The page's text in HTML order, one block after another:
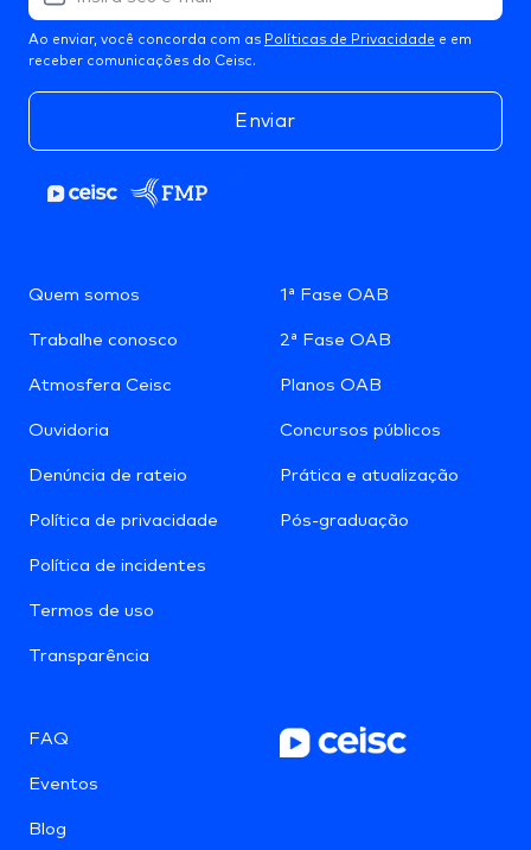
Quem somos
Trabalhe conosco
Atmosfera Ceisc
Ouvidoria
Denúncia de rateio
Política de privacidade
Política de incidentes
Termos de uso
Transparência
1ª Fase OAB
2ª Fase OAB
Planos OAB
Concursos públicos
Prática e atualização
Pós-graduação
FAQ
Eventos
Blog
Ao enviar, você concorda com as Políticas de Privacidade e em
receber comunicações do Ceisc.
Enviar